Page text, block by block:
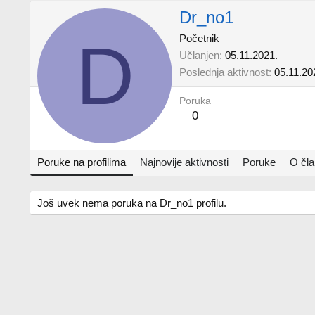
D
Dr_no1
Početnik
Učlanjen 05.11.2021.
Poslednja aktivnost
Poruka
0
Poruke na profilima Najnovije aktivnosti Poruke O
Još uvek nema poruka na Dr_no1 profilu.